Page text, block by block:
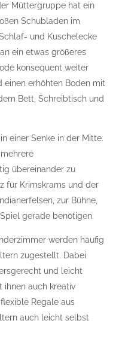
Müttergruppe hat ein
Schubladen im
und Kuschelecke
ein etwas größeres
konsequent weiter
einen erhöhten Boden mit
Bett, Schreibtisch und
einer Senke in der Mitte.
übereinander zu
für Krimskrams und der
zur Bühne,
gerade benötigen.
werden häufig
zugestellt. Dabei
und leicht
ihnen auch kreativ
Regale aus
auch leicht selbst